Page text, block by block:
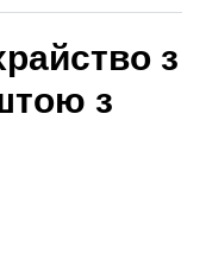
з
з